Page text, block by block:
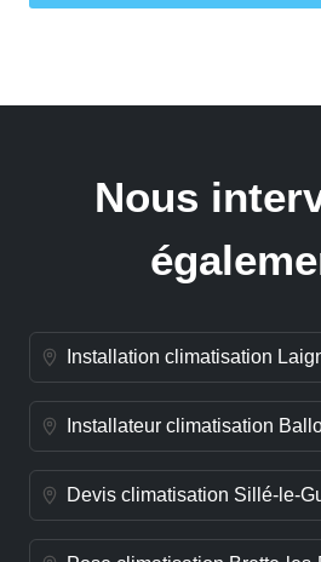
Nous
Installation climatisation
Installateur climatisation
Devis climatisation Sillé-le-